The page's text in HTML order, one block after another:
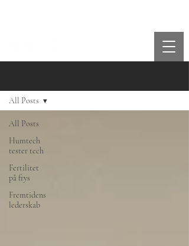
All Posts
Humtech
tester tech
Fertilitet
på frys
Fremtidens
lederskab
All Posts